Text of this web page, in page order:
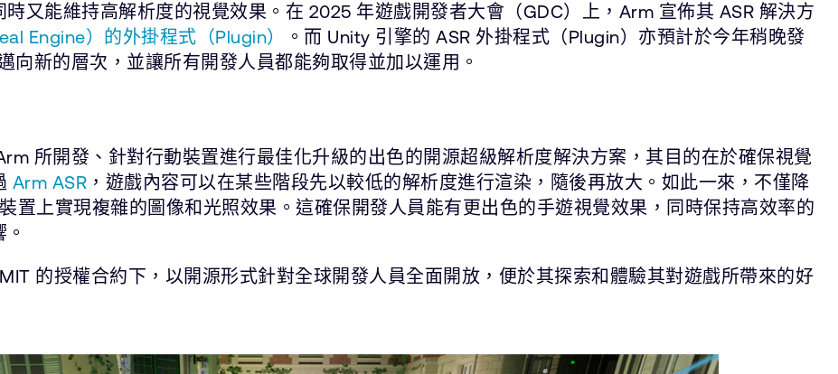
又能維持高解析度的視覺效果。在 2025 年遊戲開發者大會（GDC）上，Arm 宣佈其 ASR 解決方
Engine）的外掛程式（Plugin）
。而 Unity 引擎的 ASR 外掛程式（Plugin）亦預計於今年稍晚發
向新的層次，並讓所有開發人員都能夠取得並加以運用。
所開發、針對行動裝置進行最佳化升級的出色的開源超級解析度解決方案，其目的在於確保視覺
Arm ASR ，遊戲內容可以在某些階段先以較低的解析度進行渲染，隨後再放大。如此一來，不僅降
置上實現複雜的圖像和光照效果。這確保開發人員能有更出色的手遊視覺效果，同時保持高效率的
的授權合約下，以開源形式針對全球開發人員全面開放，便於其探索和體驗其對遊戲所帶來的好